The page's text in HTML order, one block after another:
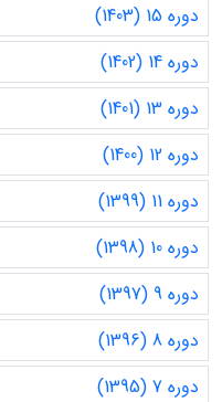
دوره 15 (1403)
دوره 14 (1402)
دوره 13 (1401)
دوره 12 (1400)
دوره 11 (1399)
دوره 10 (1398)
دوره 9 (1397)
دوره 8 (1396)
دوره 7 (1395)